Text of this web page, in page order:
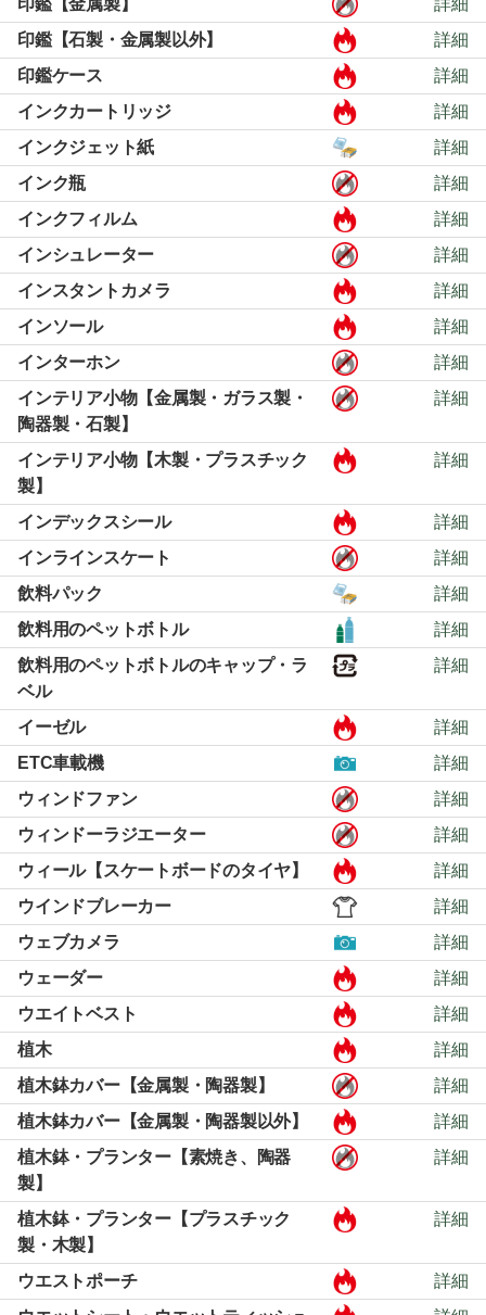
印鑑【金属製】
詳細
印鑑【石製・金属製以外】
詳細
印鑑ケース
詳細
インクカートリッジ
詳細
インクジェット紙
詳細
インク瓶
詳細
インクフィルム
詳細
インシュレーター
詳細
インスタントカメラ
詳細
インソール
詳細
インターホン
詳細
インテリア小物【金属製・ガラス製・
陶器製・石製】
詳細
インテリア小物【木製・プラスチック
製】
詳細
インデックスシール
詳細
インラインスケート
詳細
飲料パック
詳細
飲料用のペットボトル
詳細
飲料用のペットボトルのキャップ・ラ
ベル
詳細
イーゼル
詳細
ETC車載機
詳細
ウィンドファン
詳細
ウィンドーラジエーター
詳細
ウィール【スケートボードのタイヤ】
詳細
ウインドブレーカー
詳細
ウェブカメラ
詳細
ウェーダー
詳細
ウエイトベスト
詳細
植木
詳細
植木鉢カバー【金属製・陶器製】
詳細
植木鉢カバー【金属製・陶器製以外】
詳細
植木鉢・プランター【素焼き、陶器
製】
詳細
植木鉢・プランター【プラスチック
製・木製】
詳細
ウエストポーチ
詳細